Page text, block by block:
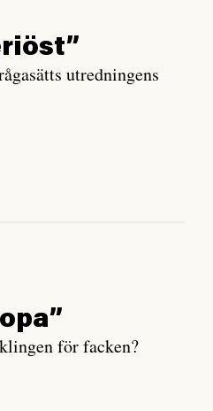
utredningens
för facken?